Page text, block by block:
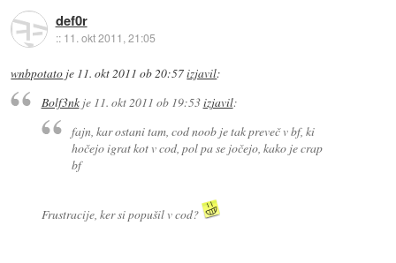
def0r
:: 11. okt 2011, 21:05
wnbpotato je 11. okt 2011 ob 20:57izjavil:
Bolf3nkje 11. okt 2011 ob 19:53izjavil:
fajn, kar ostani tam, cod noob je tak preveč v bf, ki
hočejo igrat kot v cod, pol pa se jočejo, kako je crap
bf
Frustracije, ker si popušil v cod?